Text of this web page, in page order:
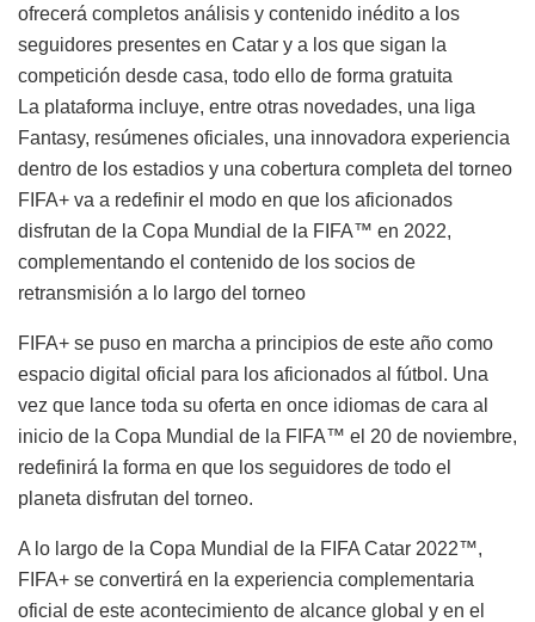
ofrecerá completos análisis y contenido inédito a los
seguidores presentes en Catar y a los que sigan la
competición desde casa, todo ello de forma gratuita
La plataforma incluye, entre otras novedades, una liga
Fantasy, resúmenes oficiales, una innovadora experiencia
dentro de los estadios y una cobertura completa del torneo
FIFA+ va a redefinir el modo en que los aficionados
disfrutan de la Copa Mundial de la FIFA™ en 2022,
complementando el contenido de los socios de
retransmisión a lo largo del torneo
FIFA+ se puso en marcha a principios de este año como
espacio digital oficial para los aficionados al fútbol. Una
vez que lance toda su oferta en once idiomas de cara al
inicio de la Copa Mundial de la FIFA™ el 20 de noviembre,
redefinirá la forma en que los seguidores de todo el
planeta disfrutan del torneo.
A lo largo de la Copa Mundial de la FIFA Catar 2022™,
FIFA+ se convertirá en la experiencia complementaria
oficial de este acontecimiento de alcance global y en el